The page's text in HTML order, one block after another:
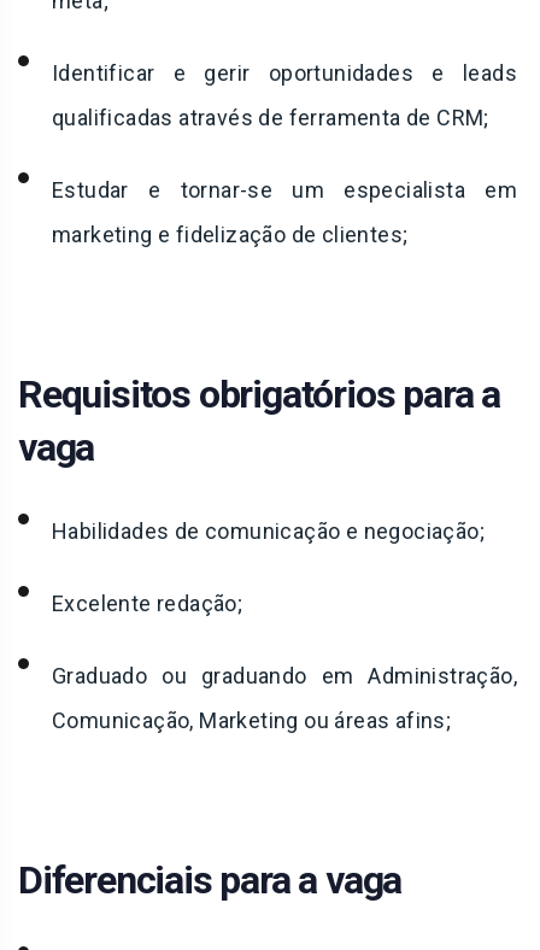
Identificar e gerir oportunidades e leads
qualificadas através de ferramenta de CRM;
Estudar e tornar­-se um especialista em
marketing e fidelização de clientes;
Requisitos obrigatórios para a
vaga
Habilidades de comunicação e negociação;
Excelente redação;
Graduado ou graduando em Administração,
Comunicação, Marketing ou áreas afins;
Diferenciais para a vaga